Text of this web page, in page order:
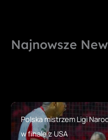
Najnowsze
Polska mistrzem Ligi
w finale z USA